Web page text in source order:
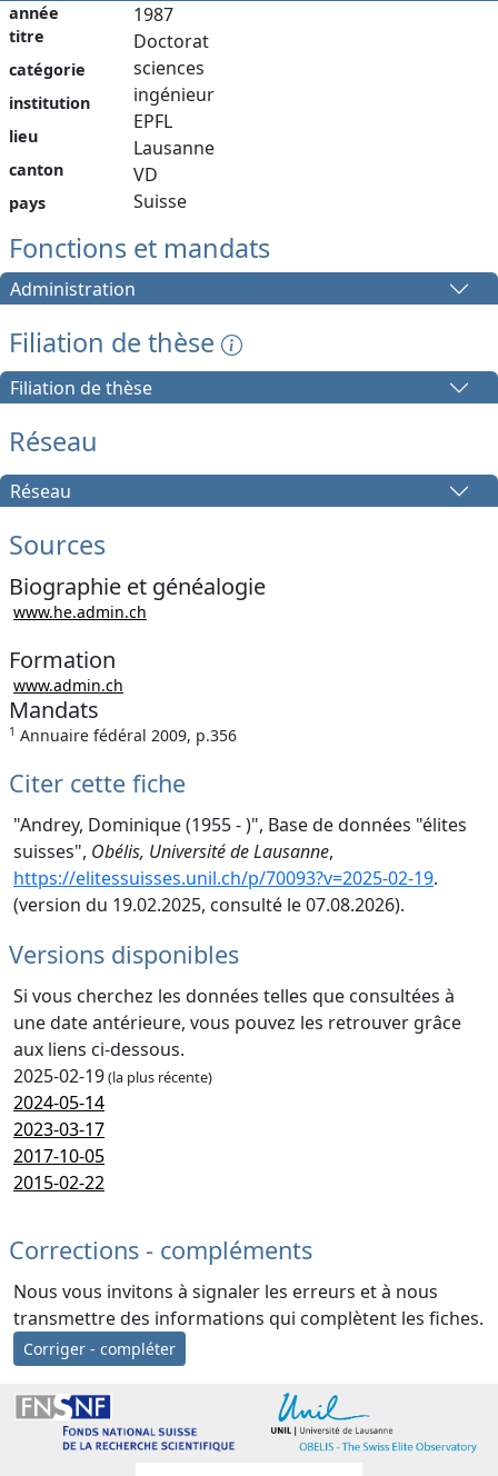
année
titre
catégorie
institution
lieu
canton
pays
1987
Doctorat
sciences
ingénieur
EPFL
Lausanne
VD
Suisse
Fonctions et mandats
Administration
Filiation de thèse
Filiation de thèse
Réseau
Réseau
Sources
Biographie et généalogie
www.he.admin.ch
Formation
www.admin.ch
Mandats
1 Annuaire fédéral 2009, p.356
Citer cette fiche
"Andrey, Dominique (1955 - )", Base de données "élites
suisses", Obélis, Université de Lausanne,
https://elitessuisses.unil.ch/p/70093?v=2025-02-19.
(version du 19.02.2025, consulté le 07.08.2026).
Versions disponibles
Si vous cherchez les données telles que consultées à
une date antérieure, vous pouvez les retrouver grâce
aux liens ci-dessous.
2025-02-19(la plus récente)
2024-05-14
2023-03-17
2017-10-05
2015-02-22
Corrections - compléments
Nous vous invitons à signaler les erreurs et à nous
transmettre des informations qui complètent les fiches.
Corriger - compléter